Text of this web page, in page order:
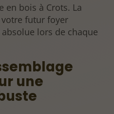
en bois à Crots. La
futur foyer
lors de chaque
une